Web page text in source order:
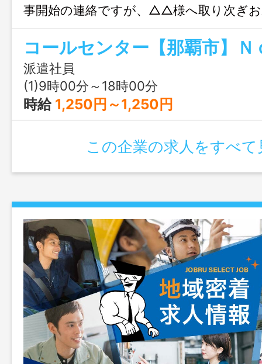
事開始の連絡ですが、△△様へ取り次ぎ
か？』 などのお問合せに電話で対応す
細かい内容などを聞かれるような受付で
な知識も不要です♪コールセンター経験ゼ
しやすい内容になってます！ 【平日の
Ｋ！】 変更範囲：無し
派遣社員
(1)9時00分～18時00分
時給 1,250円～1,250円
この企業の求人をすべて